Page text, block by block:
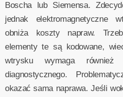
Boscha lub Siemensa.
jednak elektromagnetyczne
obniża koszty napraw.
elementy te są kodowane,
wtrysku wymaga również
diagnostycznego.
okazać sama naprawa. Jeśli